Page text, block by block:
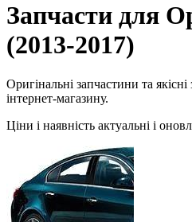
Запчасти для
(2013-2017)
Оригінальні запчастини та
інтернет-магазину.
Ціни і наявність актуальні і